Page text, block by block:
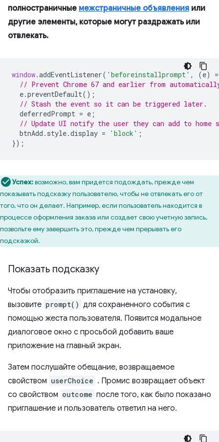
полностраничные межстраничные объявления или
другие элементы, которые могут раздражать или
отвлекать.
window.addEventListener( 'beforeinstallprompt' , (e) =
// Prevent Chrome 67 and earlier from
e.preventDefault();
// Stash the event so it can be triggered later.
deferredPrompt = e ;
// Update UI notify the user they can add to home
btnAdd . style.display = 'block' ;
});
Успех:возможно, вам придется подождать, прежде чем
показывать подсказку пользователю, чтобы не отвлекать его от
того, что он делает. Например, если пользователь находится в
процессе оформления заказа или создает свою учетную запись,
позвольте ему завершить это, прежде чем прерывать его
подсказкой.
Показать подсказку
Чтобы отобразить приглашение на установку,
вызовите prompt() для сохраненного события с
помощью жеста пользователя. Появится модальное
диалоговое окно с просьбой добавить ваше
приложение на главный экран.
Затем послушайте обещание, возвращаемое
свойством userChoice . Промис возвращает объект
со свойством outcome после того, как было показано
приглашение и пользователь ответил на него.